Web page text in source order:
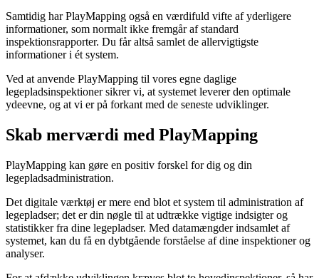
Samtidig har PlayMapping også en værdifuld vifte af yderligere
informationer, som normalt ikke fremgår af standard
inspektionsrapporter. Du får altså samlet de allervigtigste
informationer i ét system.
Ved at anvende PlayMapping til vores egne daglige
legepladsinspektioner sikrer vi, at systemet leverer den optimale
ydeevne, og at vi er på forkant med de seneste udviklinger.
Skab merværdi med PlayMapping
PlayMapping kan gøre en positiv forskel for dig og din
legepladsadministration.
Det digitale værktøj er mere end blot et system til administration af
legepladser; det er din nøgle til at udtrække vigtige indsigter og
statistikker fra dine legepladser. Med datamængder indsamlet af
systemet, kan du få en dybtgående forståelse af dine inspektioner og
analyser.